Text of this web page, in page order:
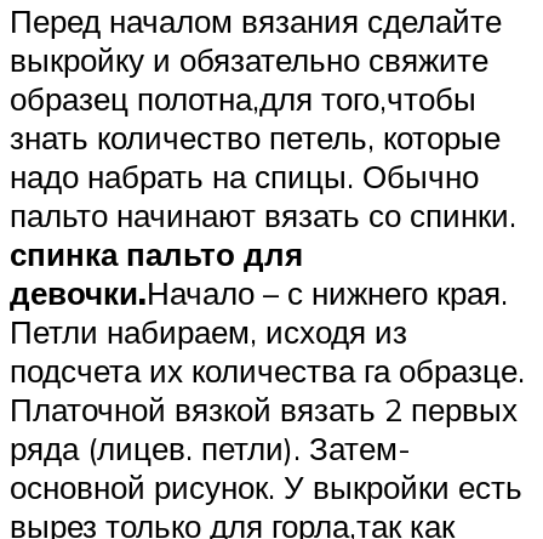
Перед началом вязания сделайте
выкройку и обязательно свяжите
образец полотна,для того,чтобы
знать количество петель, которые
надо набрать на спицы. Обычно
пальто начинают вязать со спинки.
спинка пальто для
девочки.Начало – с нижнего края.
Петли набираем, исходя из
подсчета их количества га образце.
Платочной вязкой вязать 2 первых
ряда (лицев. петли). Затем-
основной рисунок. У выкройки есть
вырез только для горла,так как